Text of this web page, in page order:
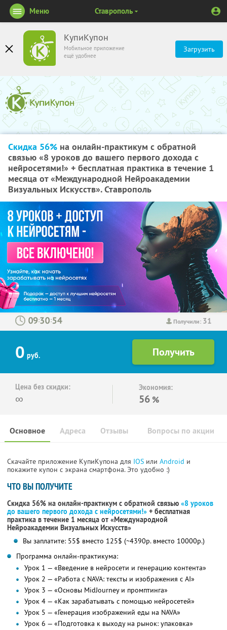
КупиКупон
Мобильное приложение
ещё удобнее
Загрузить
Меню Ставрополь
Скидка 56% на онлайн-практикум с обратной
связью «8 уроков до вашего первого дохода с
нейросетями!» + бесплатная практика в течение 1
месяца от «Международной Нейроакадемии
Визуальных Искусств». Ставрополь
Получили: 31
: :
0 руб.
Цена без скидки:
∞
Экономия:
56 %
Основное Отзывы Вопросы по акции
Адреса
Скачайте приложение КупиКупона для IOS или Android и
покажите купон с экрана смартфона. Это удобно :)
ЧТО ВЫ ПОЛУЧИТЕ
Скидка 56% на онлайн-практикум с обратной связью «8 уроков
до вашего первого дохода с нейросетями!» + бесплатная
практика в течение 1 месяца от «Международной
Нейроакадемии Визуальных Искусств»
Вы заплатите: 55$ вместо 125$ (~4390р. вместо 10000р.)
Программа онлайн-практикума:
Урок 1 — «Введение в нейросети и генерацию контента»
Урок 2 — «Работа с NAVA: тексты и изображения с AI»
Урок 3 — «Основы MidJourney и промптинга»
Урок 4 — «Как зарабатывать с помощью нейросетей»
Урок 5 — «Генерация изображений еды на NAVA»
Урок 6 — «Подготовка к выходу на рынок: упаковка»